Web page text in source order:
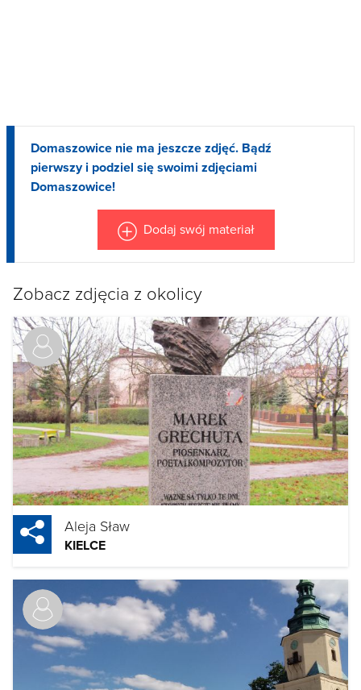
Domaszowice nie ma jeszcze zdjęć. Bądź
pierwszy i podziel się swoimi zdjęciami
Domaszowice!
Dodaj swój materiał
Zobacz zdjęcia z okolicy
Aleja Sław
KIELCE